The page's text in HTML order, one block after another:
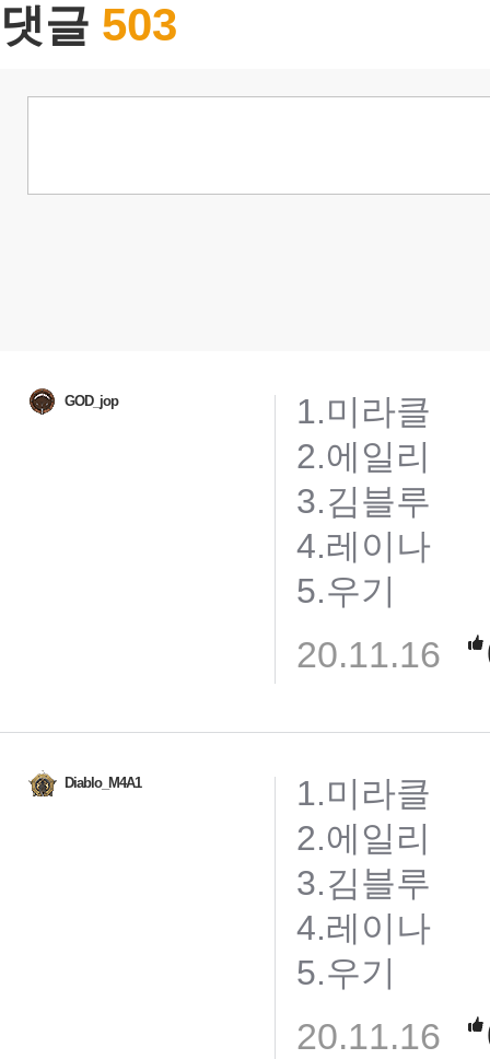
댓글 503
GOD_jop
1.미라클
2.에일리
3.김블루
4.레이나
5.우기
20.11.16
Diablo_M4A1
1.미라클
2.에일리
3.김블루
4.레이나
5.우기
20.11.16